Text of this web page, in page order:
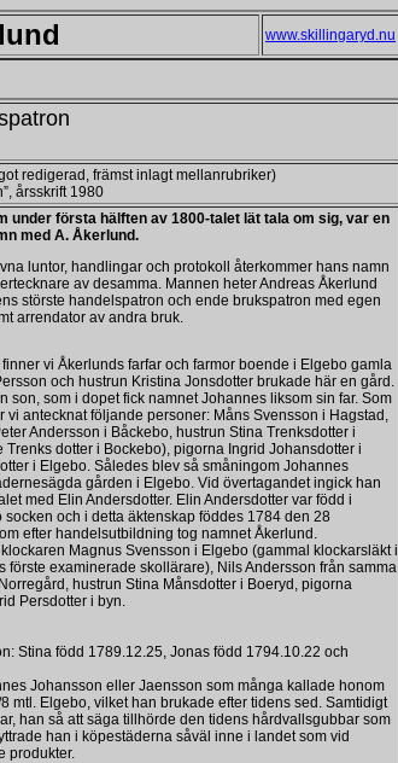
www.skillingaryd.nu
redigerad, främst inlagt mellanrubriker)
årsskrift 1980
under första hälften av 1800-talet lät tala om sig, var en
med A. Åkerlund.
luntor, handlingar och protokoll återkommer hans namn
av desamma. Mannen heter Andreas Åkerlund
störste handelspatron och ende brukspatron med egen
arrendator av andra bruk.
vi Åkerlunds farfar och farmor boende i Elgebo gamla
och hustrun Kristina Jonsdotter brukade här en gård.
son, som i dopet fick namnet Johannes liksom sin far. Som
vi antecknat följande personer: Måns Svensson i Hagstad,
Andersson i Båckebo, hustrun Stina Trenksdotter i
Trenks dotter i Bockebo), pigorna Ingrid Johansdotter i
i Elgebo. Således blev så småningom Johannes
gården i Elgebo. Vid övertagandet ingick han
med Elin Andersdotter. Elin Andersdotter var född i
och i detta äktenskap föddes 1784 den 28
efter handelsutbildning tog namnet Åkerlund.
Magnus Svensson i Elgebo (gammal klockarsläkt i
förste examinerade skollärare), Nils Andersson från samma
hustrun Stina Månsdotter i Boeryd, pigorna
Persdotter i byn.
Stina född 1789.12.25, Jonas född 1794.10.22 och
Johansson eller Jaensson som många kallade honom
mtl. Elgebo, vilket han brukade efter tidens sed. Samtidigt
han så att säga tillhörde den tidens hårdvallsgubbar som
han i köpestäderna såväl inne i landet som vid
produkter.